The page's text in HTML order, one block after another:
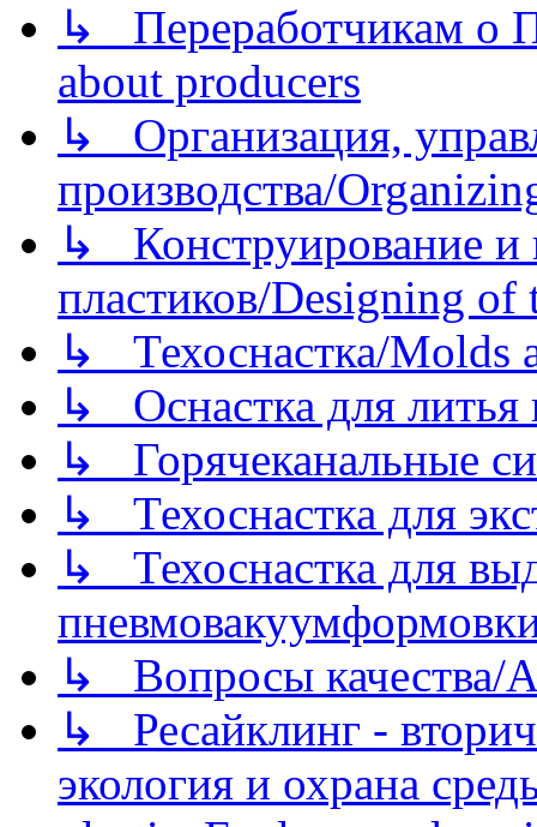
↳ Переработчикам о
about producers
↳ Организация,
производства/
↳ Конструирование и
пластиков/Designing of
↳ Техоснастка/Molds
↳ Оснастка для литья
↳ Горячеканальные
↳ Техоснастка для
↳ Техоснастка для
↳ Вопросы качества/
↳ Ресайклинг -
экология и охрана